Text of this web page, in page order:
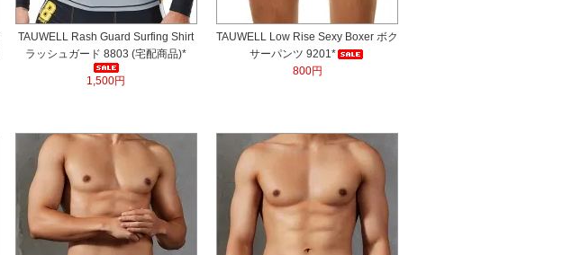
TAUWELL Rash Guard Surfing Shirt
ラッシュガード 8803 (宅配商品)*
1,500円
TAUWELL Low Rise Sexy Boxer ボク
サーパンツ 9201*
800円